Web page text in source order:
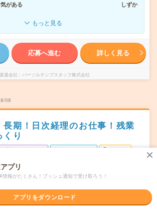
がある
しずか
もっと見る
応募へ進む 詳しく見る
派遣会社 パーソルテンプスタッフ株式会社
08
長期！日次経理のお仕事！残業
り
央区
から徒歩2分
水・木・金(週3日) ※月・金曜日は必須です！
プリ
情報がたくさん！プッシュ通知で受け取ろう！
アプリをダウンロード